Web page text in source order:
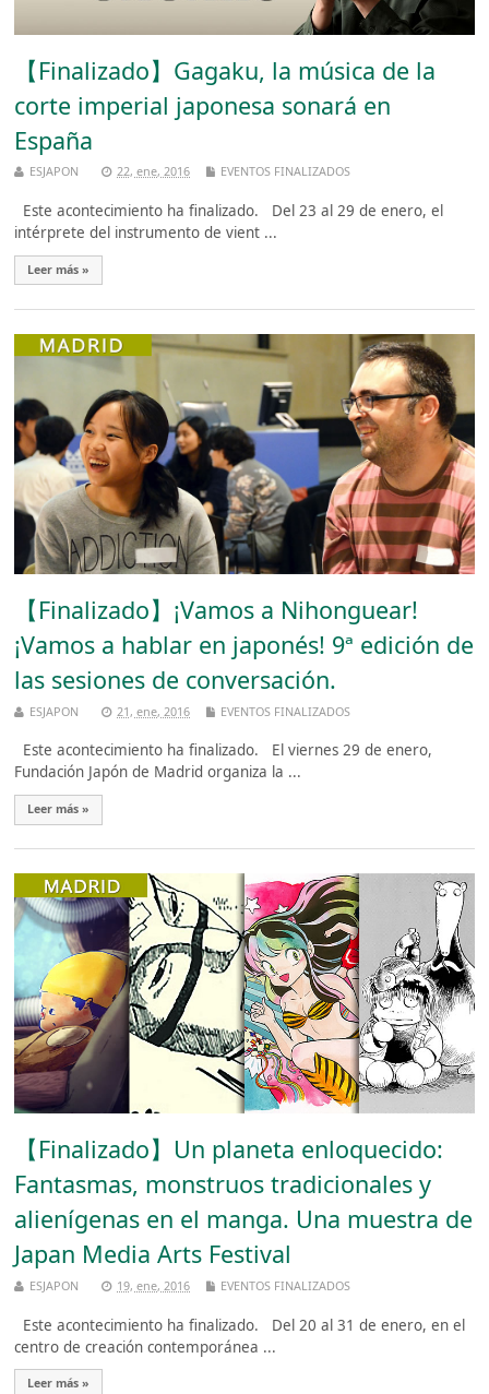
【Finalizado】Gagaku, la música de la
corte imperial japonesa sonará en
España
ESJAPON 22, ene, 2016 EVENTOS FINALIZADOS
Este acontecimiento ha finalizado. Del 23 al 29 de enero, el
intérprete del instrumento de vient ...
Leer más »
【Finalizado】¡Vamos a Nihonguear!
¡Vamos a hablar en japonés! 9ª edición de
las sesiones de conversación.
ESJAPON 21, ene, 2016 EVENTOS FINALIZADOS
Este acontecimiento ha finalizado. El viernes 29 de enero,
Fundación Japón de Madrid organiza la ...
Leer más »
【Finalizado】Un planeta enloquecido:
Fantasmas, monstruos tradicionales y
alienígenas en el manga. Una muestra de
Japan Media Arts Festival
ESJAPON 19, ene, 2016 EVENTOS FINALIZADOS
Este acontecimiento ha finalizado. Del 20 al 31 de enero, en el
centro de creación contemporánea ...
Leer más »